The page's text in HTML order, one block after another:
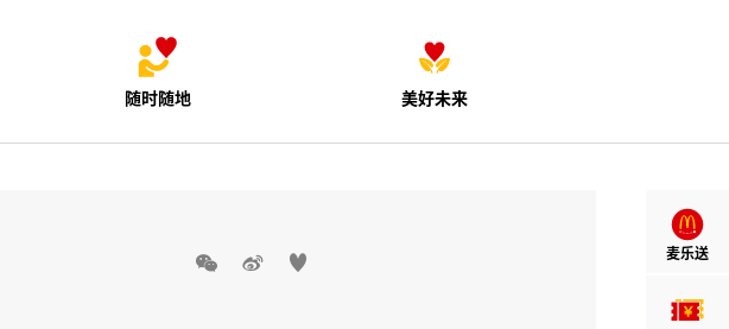
随时随地 美好未来
麦乐送
  